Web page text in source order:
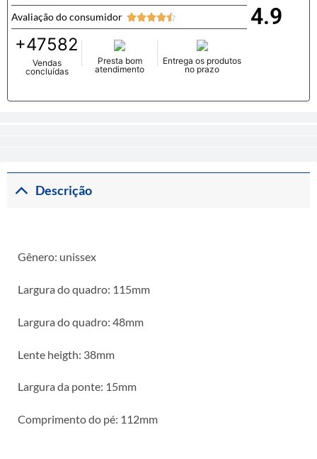
Avaliação do consumidor 
+47582
Vendas
concluídas
Presta bom
atendimento
Entrega os produtos
no prazo
4.9
Descrição
Gênero: unissex
Largura do quadro: 115mm
Largura do quadro: 48mm
Lente heigth: 38mm
Largura da ponte: 15mm
Comprimento do pé: 112mm